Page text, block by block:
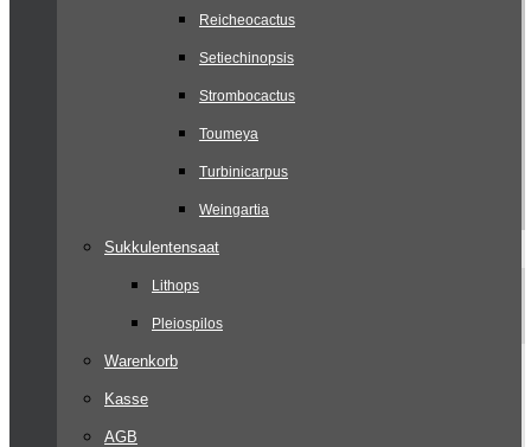
Reicheocactus
Setiechinopsis
Strombocactus
Toumeya
Turbinicarpus
Weingartia
Sukkulentensaat
Lithops
Pleiospilos
Warenkorb
Kasse
AGB